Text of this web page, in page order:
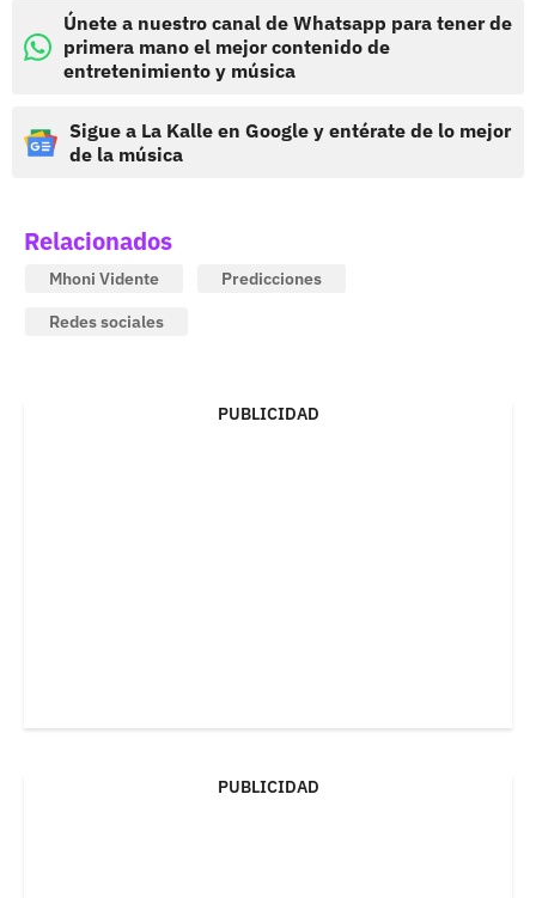
Únete a nuestro canal de Whatsapp para tener de
primera mano el mejor contenido de
entretenimiento y música
Sigue a La Kalle en Google y entérate de lo mejor
de la música
Relacionados
Mhoni Vidente
Predicciones
Redes sociales
PUBLICIDAD
PUBLICIDAD